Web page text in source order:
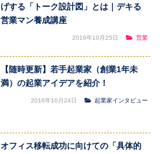
げする「トーク設計図」とは｜デキる
営業マン養成講座
2016年10月25日 営業
【随時更新】若手起業家（創業1年未
満）の起業アイデアを紹介！
2016年10月24日 起業家インタビュー
オフィス移転成功に向けての「具体的